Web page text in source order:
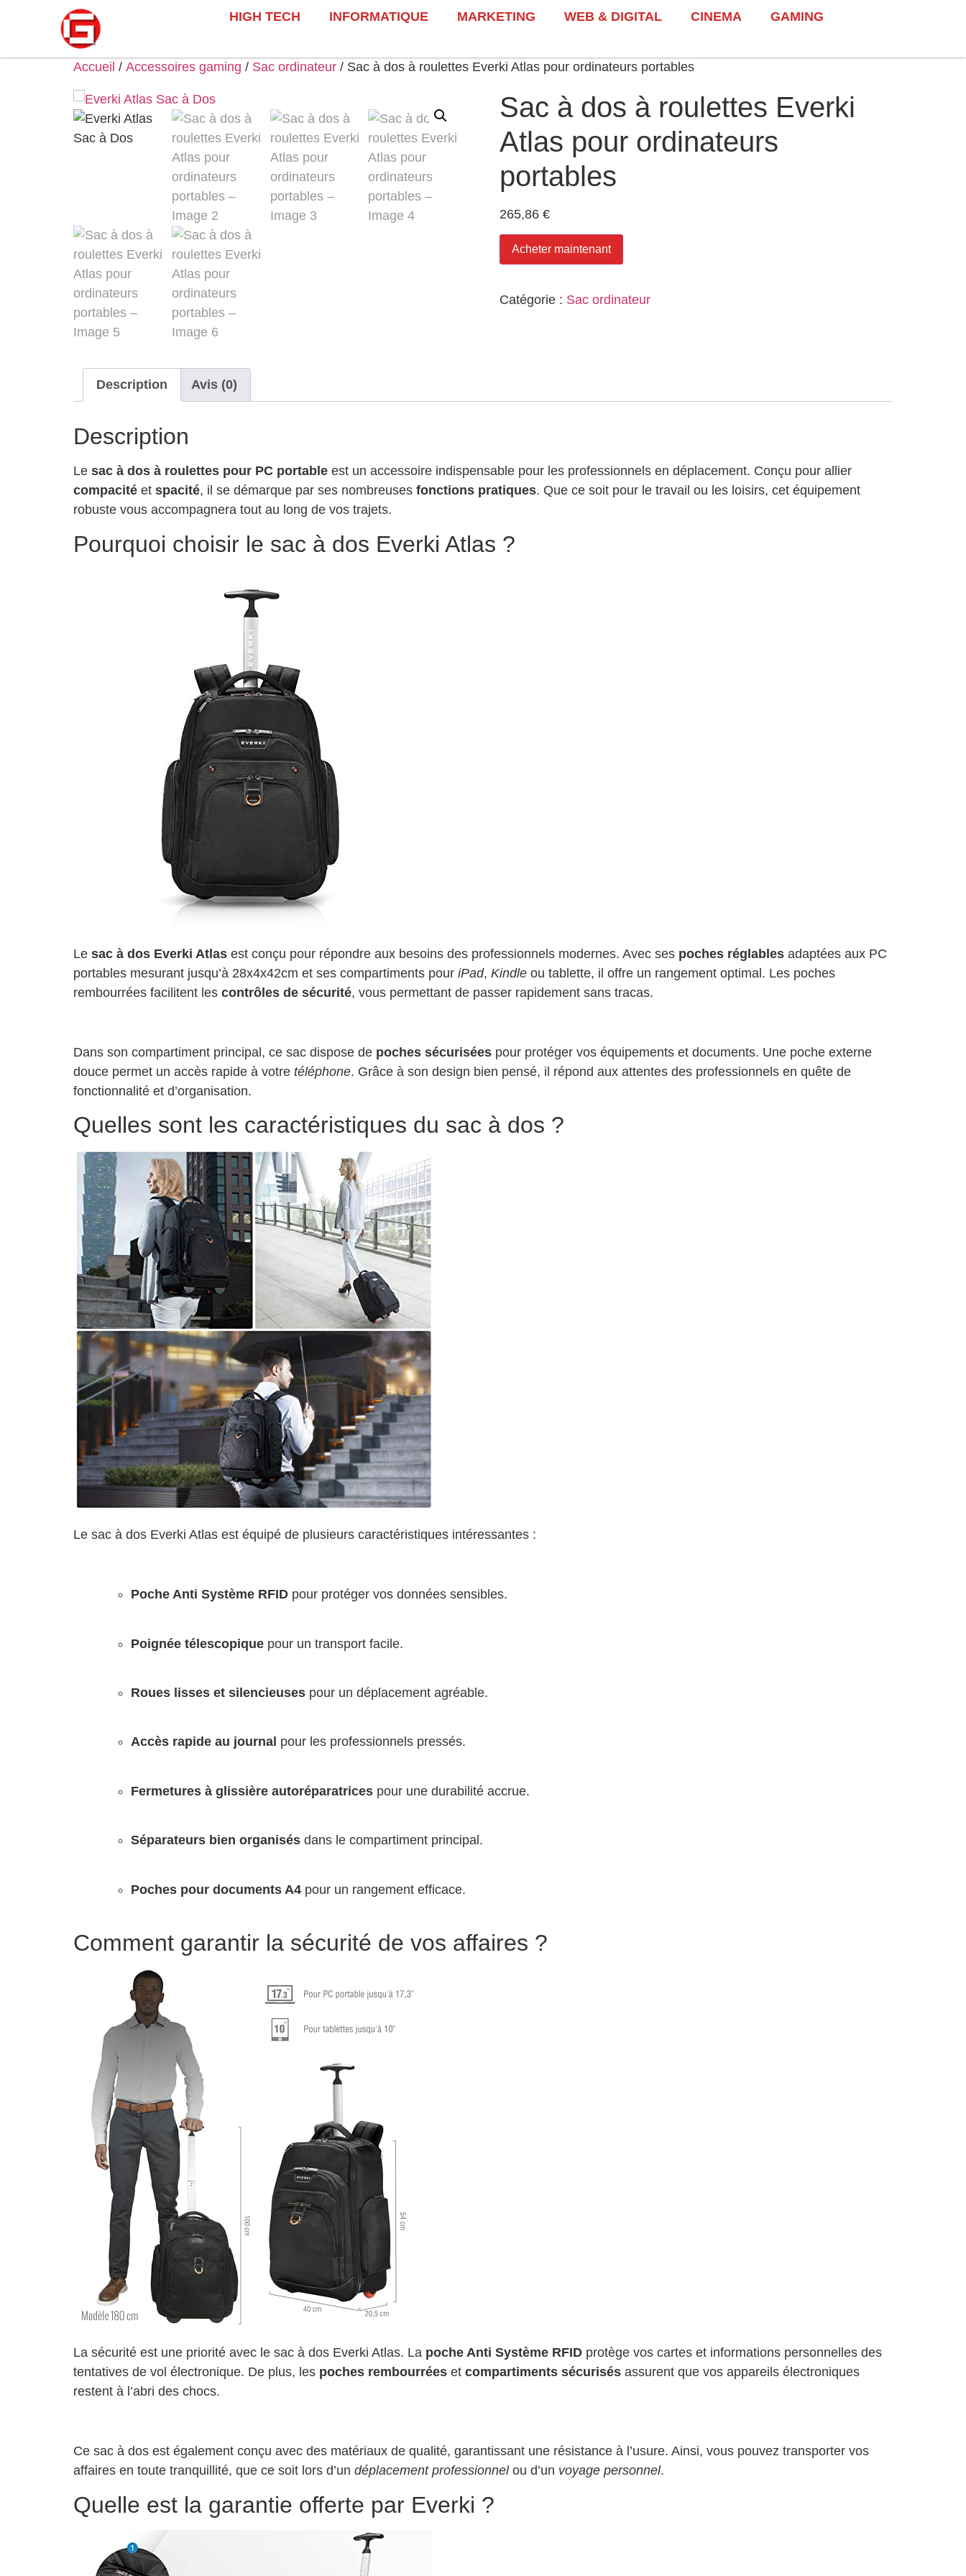
HIGH TECH INFORMATIQUE MARKETING WEB & DIGITAL CINEMA GAMING
Accueil / Accessoires gaming / Sac ordinateur / Sac à dos à roulettes Everki Atlas pour ordinateurs portables
Sac à dos à roulettes Everki
Atlas pour ordinateurs
portables
265,86 €
Acheter maintenant
Catégorie : Sac ordinateur
Description Avis (0)
Description
Le sac à dos à roulettes pour PC portable est un accessoire indispensable pour les professionnels en déplacement. Conçu pour allier
compacité et spacité, il se démarque par ses nombreuses fonctions pratiques. Que ce soit pour le travail ou les loisirs, cet équipement
robuste vous accompagnera tout au long de vos trajets.
Pourquoi choisir le sac à dos Everki Atlas ?
Le sac à dos Everki Atlas est conçu pour répondre aux besoins des professionnels modernes. Avec ses poches réglables adaptées aux PC
portables mesurant jusqu’à 28x4x42cm et ses compartiments pour iPad, Kindle ou tablette, il offre un rangement optimal. Les poches
rembourrées facilitent les contrôles de sécurité, vous permettant de passer rapidement sans tracas.
Dans son compartiment principal, ce sac dispose de poches sécurisées pour protéger vos équipements et documents. Une poche externe
douce permet un accès rapide à votre téléphone. Grâce à son design bien pensé, il répond aux attentes des professionnels en quête de
fonctionnalité et d’organisation.
Quelles sont les caractéristiques du sac à dos ?
Le sac à dos Everki Atlas est équipé de plusieurs caractéristiques intéressantes :
Poche Anti Système RFID pour protéger vos données sensibles.
Poignée télescopique pour un transport facile.
Roues lisses et silencieuses pour un déplacement agréable.
Accès rapide au journal pour les professionnels pressés.
Fermetures à glissière autoréparatrices pour une durabilité accrue.
Séparateurs bien organisés dans le compartiment principal.
Poches pour documents A4 pour un rangement efficace.
Comment garantir la sécurité de vos affaires ?
La sécurité est une priorité avec le sac à dos Everki Atlas. La poche Anti Système RFID protège vos cartes et informations personnelles des
tentatives de vol électronique. De plus, les poches rembourrées et compartiments sécurisés assurent que vos appareils électroniques
restent à l’abri des chocs.
Ce sac à dos est également conçu avec des matériaux de qualité, garantissant une résistance à l’usure. Ainsi, vous pouvez transporter vos
affaires en toute tranquillité, que ce soit lors d’un déplacement professionnelou d’un voyage personnel.
Quelle est la garantie offerte par Everki ?